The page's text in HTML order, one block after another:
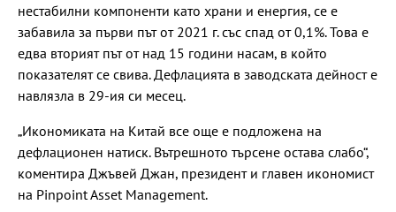
нестабилни компоненти като храни и енергия, се е
забавила за първи път от 2021 г. със спад от 0,1%. Това е
едва вторият път от над 15 години насам, в който
показателят се свива. Дефлацията в заводската дейност е
навлязла в 29-ия си месец.
„Икономиката на Китай все още е подложена на
дефлационен натиск. Вътрешното търсене остава слабо“,
коментира Джъвей Джан, президент и главен икономист
на Pinpoint Asset Management.